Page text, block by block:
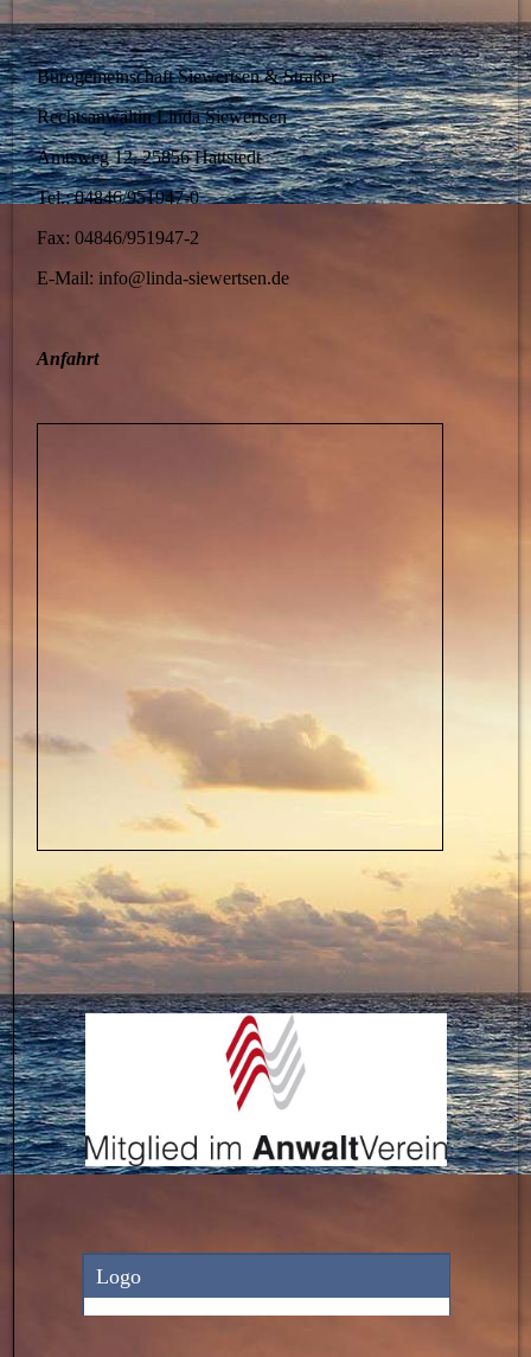
Bürogemeinschaft Siewertsen & Straßer
Rechtsanwältin Linda Siewertsen
Amtsweg 12, 25856 Hattstedt
Tel.: 04846/951947-0
Fax:04846/951947-2
E-Mail: info@linda-siewertsen.de
Anfahrt